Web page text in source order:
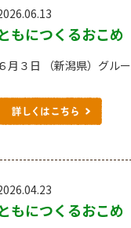
もにつくるおこめ
月３日 （新潟県）グル
もにつくるおこめ